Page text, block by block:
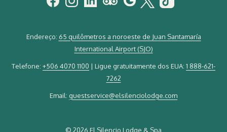
Endereço: 65 quilômetros a noroeste de Juan Santamaría
International Airport (SJO)
Telefone: +506 4070 1100 | Ligue gratuitamente dos EUA: 1 888-621-
7262
Email: guestservice@elsilenciolodge.com
© 2026 El Silencio Lodge & Spa